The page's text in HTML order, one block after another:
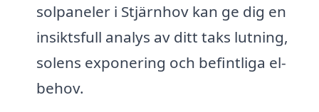
solpaneler i Stjärnhov kan ge dig en
insiktsfull analys av ditt taks lutning,
solens exponering och befintliga el-
behov.